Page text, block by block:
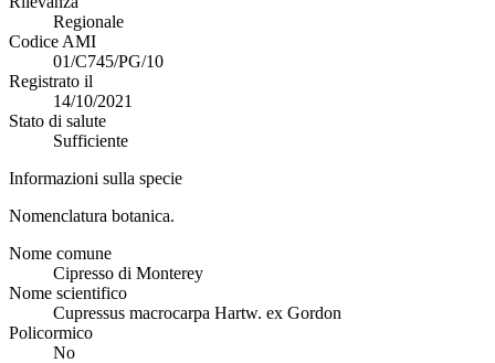
Regionale
Codice AMI
01/C745/PG/10
Registrato il
14/10/2021
Stato di salute
Sufficiente
Informazioni sulla specie
Nomenclatura botanica.
Nome comune
Cipresso di Monterey
Nome scientifico
Cupressus macrocarpa Hartw. ex Gordon
Policormico
No